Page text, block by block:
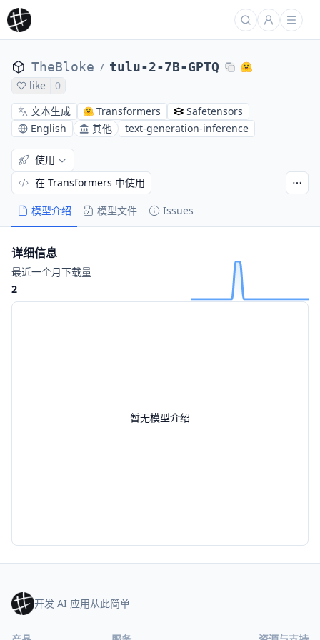
TheBloke / tulu-2-7B-GPTQ
like
0
文本生成
Transformers
Safetensors
English
其他 text-generation-inference
模型介绍 模型文件 Issues
使用
在 Transformers 中使用
暂无模型介绍
详细信息
最近一个月下载量
2
开发 AI 应用从此简单